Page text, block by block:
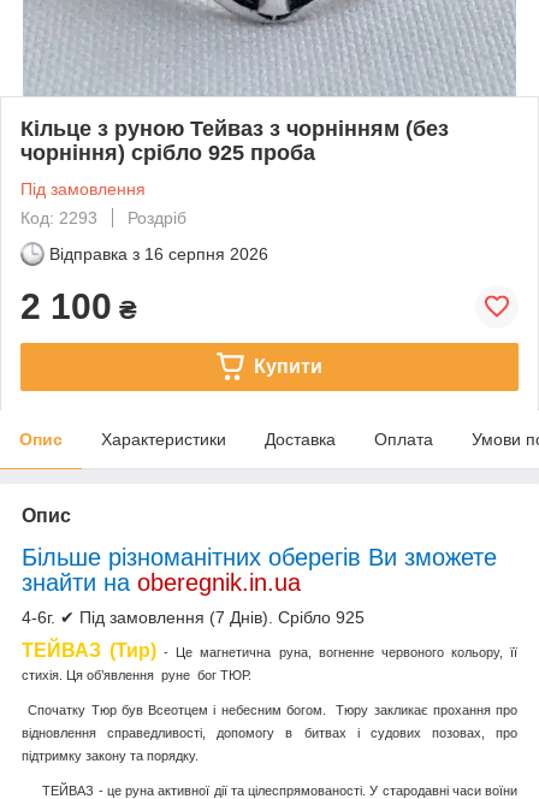
Кільце з руною Тейваз з чорнінням (без
чорніння) срібло 925 проба
Під замовлення
Код: 2293
Роздріб
Відправка з 16 серпня 2026
2 100 ₴
Купити
Опис Характеристики Доставка Оплата Умови
Опис
Більше різноманітних оберегів Ви зможете
знайти на oberegnik.in.ua
4-6г. ✔ Під замовлення (7 Днів). Срібло 925
ТЕЙВАЗ (Тир) - Це магнетична руна, вогненне червоного кольору, її
стихія. Ця об’явлення руне бог ТЮР.
Спочатку Тюр був Всеотцем і небесним богом. Тюру закликає прохання про
відновлення справедливості, допомогу в битвах і судових позовах, про
підтримку закону та порядку.
ТЕЙВАЗ - це руна активної дії та цілеспрямованості. У стародавні часи воїни